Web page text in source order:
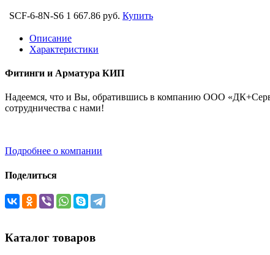
SCF-6-8N-S6 1 667.86 руб. Купить
Описание
Характеристики
Фитинги и Арматура КИП
Надеемся, что и Вы, обратившись в компанию ООО
сотрудничества с нами!
Подробнее о компании
Поделиться
Каталог товаров